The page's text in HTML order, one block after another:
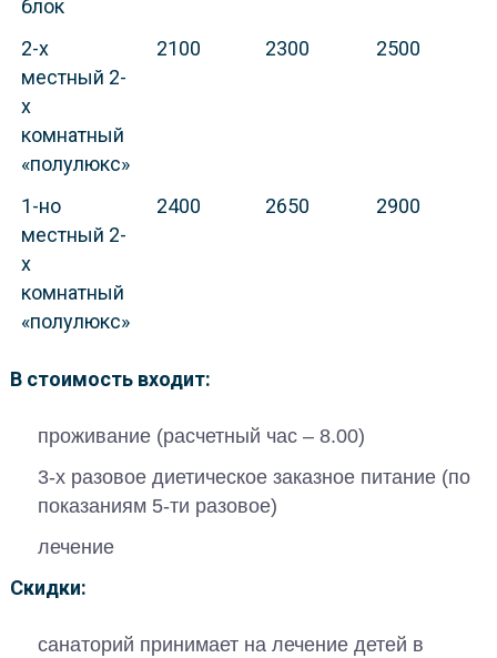
блок
2-х
местный 2-
х
комнатный
«полулюкс»
2100 2300 2500
1-но
местный 2-
х
комнатный
«полулюкс»
2400 2650 2900
В стоимость входит:
проживание (расчетный час – 8.00)
3-х разовое диетическое заказное питание (по
показаниям 5-ти разовое)
лечение
Скидки:
санаторий принимает на лечение детей в